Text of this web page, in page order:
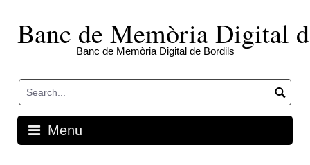
contentBanc de Memòria Digital
Banc de Memòria Digital de Bordils
Menu